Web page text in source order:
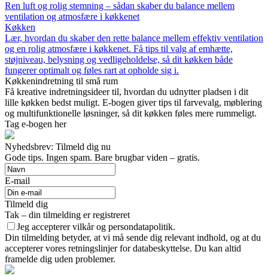
Ren luft og rolig stemning – sådan skaber du balance mellem
ventilation og atmosfære i køkkenet
Køkken
Lær, hvordan du skaber den rette balance mellem effektiv ventilation
og en rolig atmosfære i køkkenet. Få tips til valg af emhætte,
støjniveau, belysning og vedligeholdelse, så dit køkken både
fungerer optimalt og føles rart at opholde sig i.
Køkkenindretning til små rum
Få kreative indretningsideer til, hvordan du udnytter pladsen i dit
lille køkken bedst muligt. E-bogen giver tips til farvevalg, møblering
og multifunktionelle løsninger, så dit køkken føles mere rummeligt.
Tag e-bogen her
Nyhedsbrev: Tilmeld dig nu
Gode tips. Ingen spam. Bare brugbar viden – gratis.
E-mail
Tilmeld dig
Tak – din tilmelding er registreret
Jeg accepterer vilkår og persondatapolitik.
Din tilmelding betyder, at vi må sende dig relevant indhold, og at du
accepterer vores retningslinjer for databeskyttelse. Du kan altid
framelde dig uden problemer.